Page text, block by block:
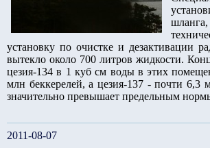
установку по очистке и дезактивации
вытекло около 700 литров жидкости.
цезия-134 в 1 куб см воды в этих
млн беккерелей, а цезия-137 - почти 6,3
значительно превышает предельным
2011-08-07